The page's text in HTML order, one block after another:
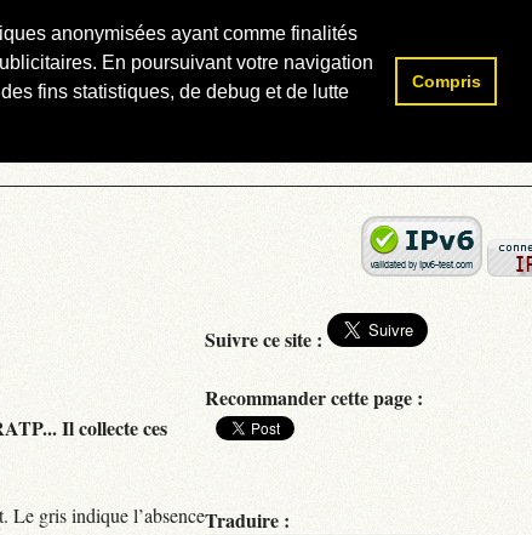
anonymisées ayant comme finalités
En poursuivant votre navigation
fins statistiques, de debug et de lutte
Compris
Il collecte ces
Le gris indique l’absence
Rechercher :
Suivre ce site :
Recommander cette page :
Traduire :